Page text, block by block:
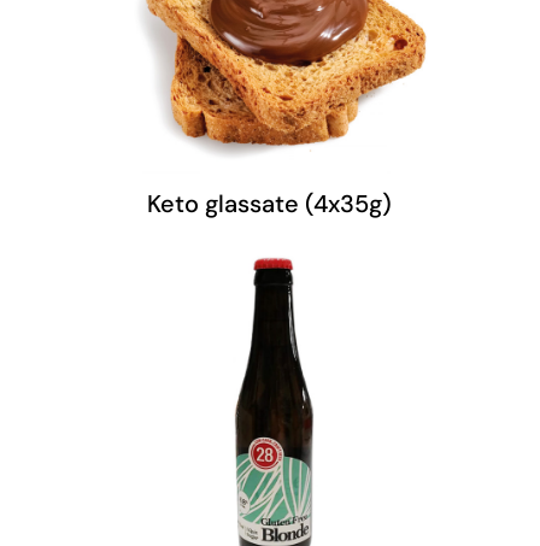
Keto glassate (4x35g)